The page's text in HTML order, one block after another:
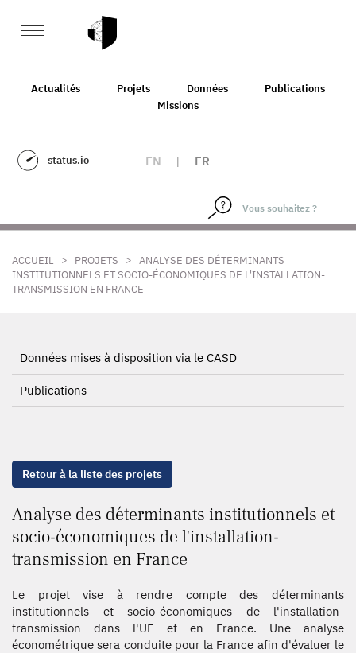
Actualités Projets Données
Publications
Missions
status.io EN | FR
ACCUEIL > PROJETS > ANALYSE DES DÉTERMINANTS
INSTITUTIONNELS ET SOCIO-ÉCONOMIQUES DE L'INSTALLATION-
TRANSMISSION EN FRANCE
Données mises à disposition via le CASD
Publications
Retour à la liste des projets
Analyse des déterminants institutionnels et
socio-économiques de l'installation-
transmission en France
Le projet vise à rendre compte des déterminants
institutionnels et socio-économiques de l'installation-
transmission dans l'UE et en France. Une analyse
économétrique sera conduite pour la France afin d'évaluer le